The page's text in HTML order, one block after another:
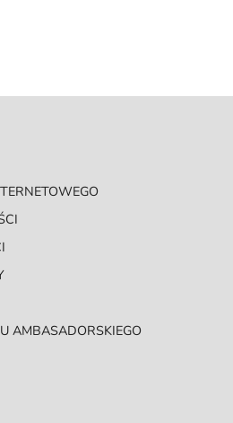
AMBASADORSKIEGO